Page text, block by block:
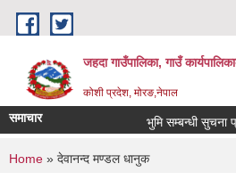
Skip to main content
जहदा गाउँपालिका, गाउँ
कोशी प्रदेश, मोरङ,नेपाल
समाचार भुमि सम्बन्धी सुचना
You are here
Home » देवानन्द मण्डल धानुक